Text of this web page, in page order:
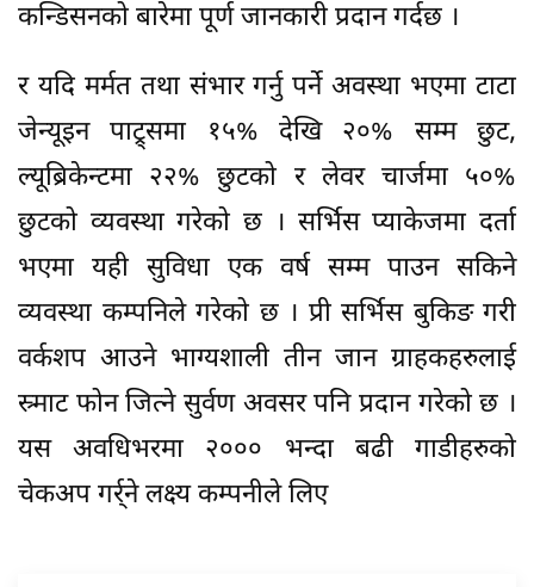
कन्डिसनको बारेमा पूर्ण जानकारी प्रदान गर्दछ ।
र यदि मर्मत तथा संभार गर्नु पर्ने अवस्था भएमा टाटा
जेन्यूइन पाट्र्समा १५% देखि २०% सम्म छुट,
ल्यूब्रिकेन्टमा २२% छुटको र लेवर चार्जमा ५०%
छुटको व्यवस्था गरेको छ । सर्भिस प्याकेजमा दर्ता
भएमा यही सुविधा एक वर्ष सम्म पाउन सकिने
व्यवस्था कम्पनिले गरेको छ । प्री सर्भिस बुकिङ गरी
वर्कशप आउने भाग्यशाली तीन जान ग्राहकहरुलाई
स्र्माट फोन जित्ने सुर्वण अवसर पनि प्रदान गरेको छ ।
यस अवधिभरमा २००० भन्दा बढी गाडीहरुको
चेकअप गर्र्ने लक्ष्य कम्पनीले लिए